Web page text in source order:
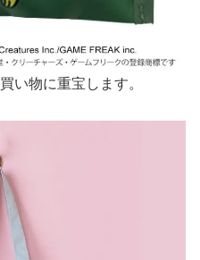
い物に重宝します。